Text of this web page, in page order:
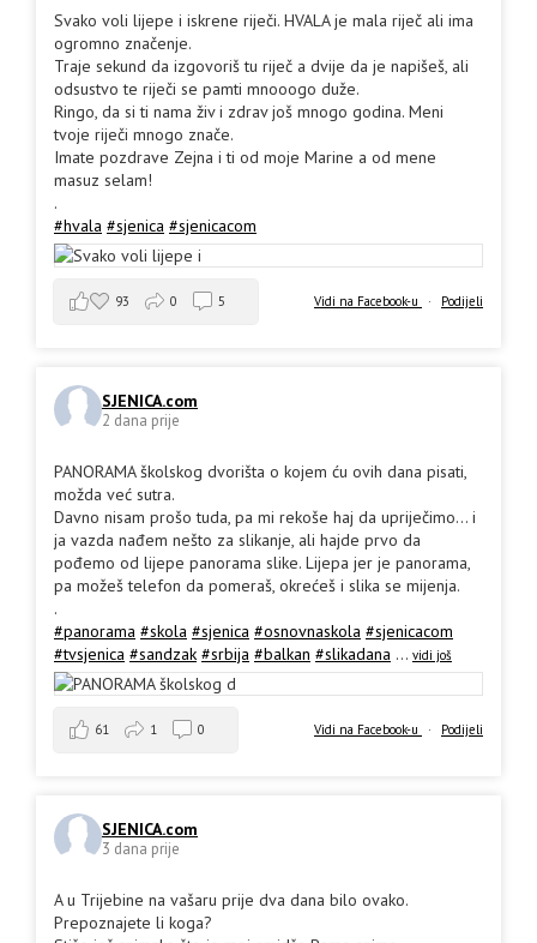
Svako voli lijepe i iskrene riječi. HVALA je mala riječ ali ima
ogromno značenje.
Traje sekund da izgovoriš tu riječ a dvije da je napišeš, ali
odsustvo te riječi se pamti mnooogo duže.
Ringo, da si ti nama živ i zdrav još mnogo godina. Meni
tvoje riječi mnogo znače.
Imate pozdrave Zejna i ti od moje Marine a od mene
masuz selam!
.
#hvala #sjenica #sjenicacom
Vidi na Facebook-u · Podijeli
93 0 5
SJENICA.com
2 dana prije
PANORAMA školskog dvorišta o kojem ću ovih dana pisati,
možda već sutra.
Davno nisam prošo tuda, pa mi rekoše haj da upriječimo... i
ja vazda nađem nešto za slikanje, ali hajde prvo da
pođemo od lijepe panorama slike. Lijepa jer je panorama,
pa možeš telefon da pomeraš, okrećeš i slika se mijenja.
.
#panorama #skola #sjenica #osnovnaskola #sjenicacom
#tvsjenica #sandzak #srbija #balkan #slikadana ... vidi još
Vidi na Facebook-u · Podijeli
61 1 0
SJENICA.com
3 dana prije
A u Trijebine na vašaru prije dva dana bilo ovako.
Prepoznajete li koga?